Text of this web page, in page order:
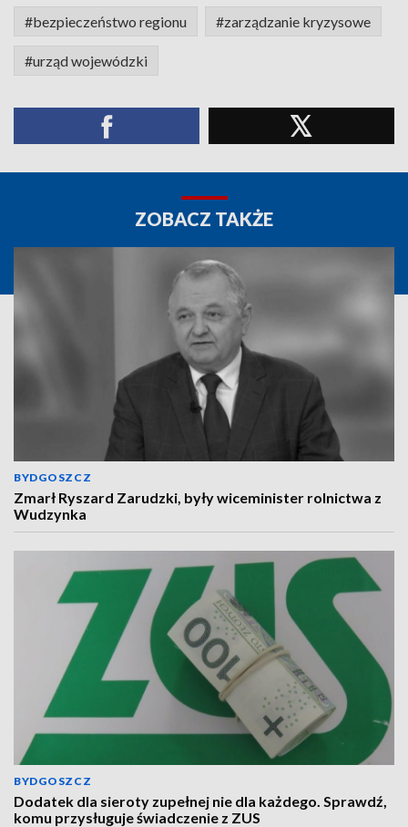
#bezpieczeństwo regionu #zarządzanie kryzysowe
#urząd wojewódzki
ZOBACZ TAKŻE
BYDGOSZCZ
Zmarł Ryszard Zarudzki, były wiceminister rolnictwa z
Wudzynka
BYDGOSZCZ
Dodatek dla sieroty zupełnej nie dla każdego. Sprawdź,
komu przysługuje świadczenie z ZUS